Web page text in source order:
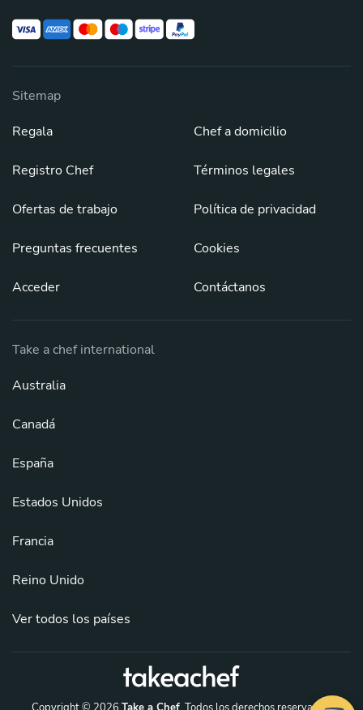
Sitemap
Regala
Registro Chef
Ofertas de trabajo
Preguntas frecuentes
Acceder
Chef a domicilio
Términos legales
Política de privacidad
Cookies
Contáctanos
Take a chef international
Australia
Canadá
España
Estados Unidos
Francia
Reino Unido
Ver todos los países